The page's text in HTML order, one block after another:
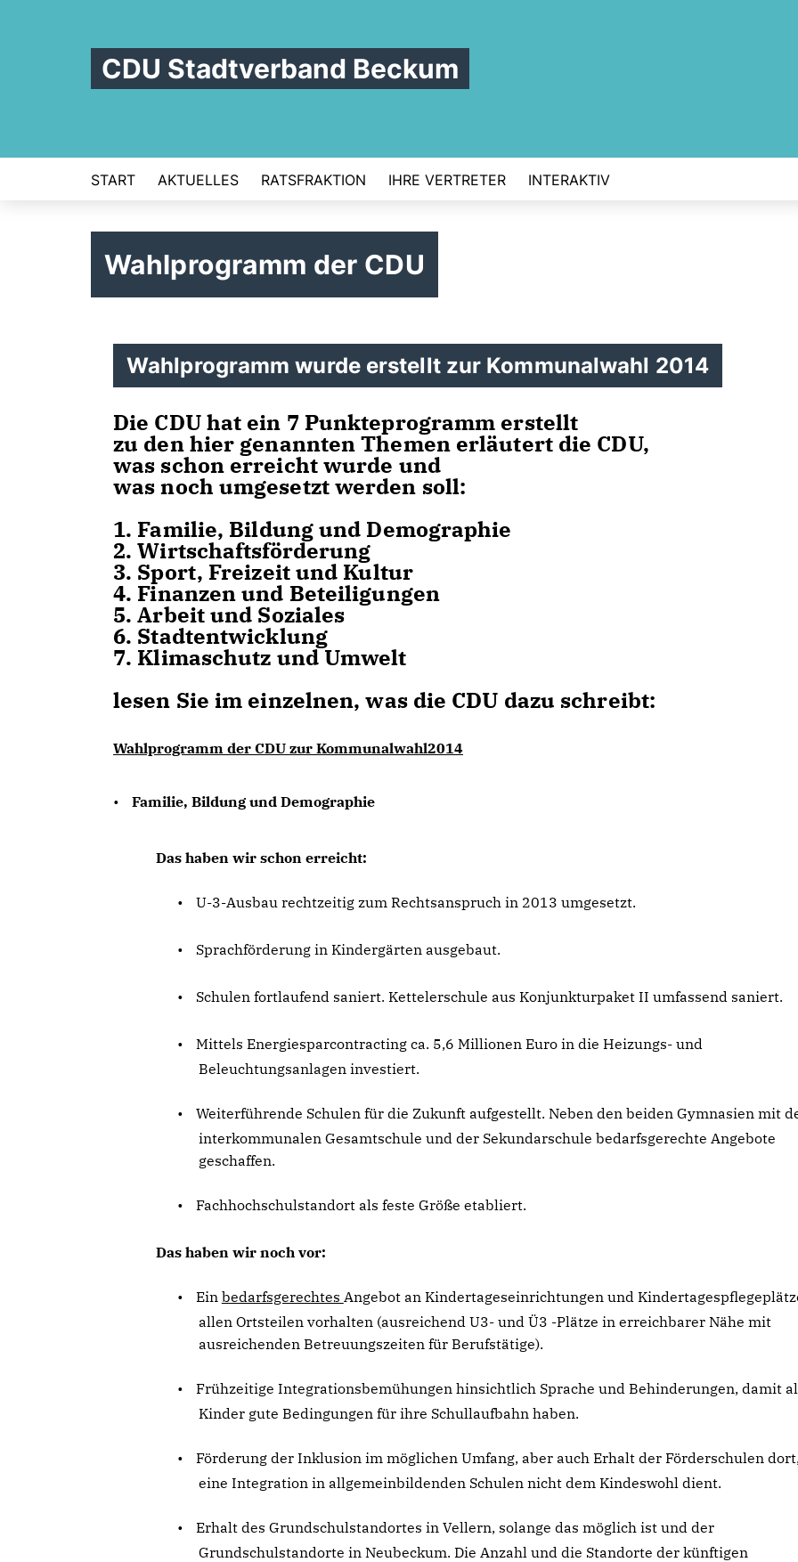
CDU Stadtverband Beckum
START AKTUELLES RATSFRAKTION IHRE VERTRETER INTERAKTIV
Wahlprogramm der CDU
Wahlprogramm wurde erstellt zur Kommunalwahl 2014
Die CDU hat ein 7 Punkteprogramm erstellt
zu den hier genannten Themen erläutert die CDU,
was schon erreicht wurde und
wasnoch umgesetzt werden soll:
1. Familie, Bildung und Demographie
2. Wirtschaftsförderung
3. Sport, Freizeit und Kultur
4. Finanzen und Beteiligungen
5. Arbeit und Soziales
6. Stadtentwicklung
7. Klimaschutz und Umwelt
lesen Sie im einzelnen, was die CDU dazu schreibt:
Wahlprogramm der CDU zur Kommunalwahl2014
• Familie, Bildung und Demographie
Das haben wir schon erreicht:
• U-3-Ausbau rechtzeitig zum Rechtsanspruch in 2013 umgesetzt.
• Sprachförderung in Kindergärten ausgebaut.
• Schulen fortlaufend saniert. Kettelerschule aus Konjunkturpaket II umfassend saniert.
•
Mittels Energiesparcontracting ca. 5,6 Millionen Euro in die Heizungs- und
Beleuchtungsanlagen investiert.
•
Weiterführende Schulen für die Zukunft aufgestellt. Neben den beiden Gymnasien mit
interkommunalen Gesamtschule und der Sekundarschule bedarfsgerechte Angebote
geschaffen.
• Fachhochschulstandort als feste Größe etabliert.
Das haben wir noch vor:
• Ein bedarfsgerechtes Angebot an Kindertageseinrichtungen und
allen Ortsteilen vorhalten (ausreichend U3- und Ü3 -Plätze in erreichbarer Nähe mit
ausreichenden Betreuungszeiten für Berufstätige).
•
Frühzeitige Integrationsbemühungen hinsichtlich Sprache und Behinderungen, damit
Kinder gute Bedingungen für ihre Schullaufbahn haben.
•
Förderung der Inklusion im möglichen Umfang, aber auch Erhalt der Förderschulen
eine Integration in allgemeinbildenden Schulen nicht dem Kindeswohl dient.
•
Erhalt des Grundschulstandortes in Vellern, solange das möglich ist und der
Grundschulstandorte in Neubeckum. Die Anzahl und die Standorte der künftigen